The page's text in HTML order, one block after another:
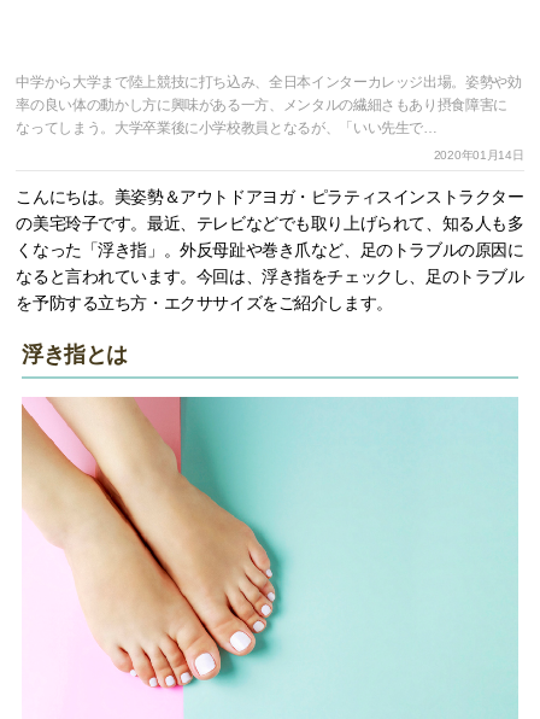
中学から大学まで陸上競技に打ち込み、全日本インターカレッジ出場。姿勢や効
率の良い体の動かし方に興味がある一方、メンタルの繊細さもあり摂食障害に
なってしまう。大学卒業後に小学校教員となるが、「いい先生で…
2020年01月14日
こんにちは。美姿勢＆アウトドアヨガ・ピラティスインストラクター
の美宅玲子です。最近、テレビなどでも取り上げられて、知る人も多
くなった「浮き指」。外反母趾や巻き爪など、足のトラブルの原因に
なると言われています。今回は、浮き指をチェックし、足のトラブル
を予防する立ち方・エクササイズをご紹介します。
浮き指とは